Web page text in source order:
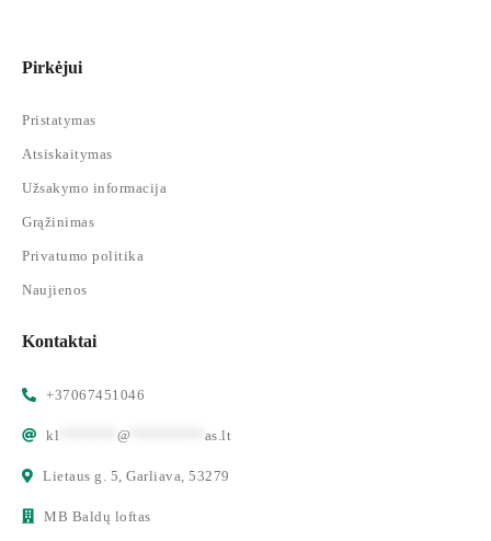
Pirkėjui
Pristatymas
Atsiskaitymas
Užsakymo informacija
Grąžinimas
Privatumo politika
Naujienos
Kontaktai
+37067451046
kl @ as.lt
Lietaus g. 5, Garliava, 53279
MB Baldų loftas